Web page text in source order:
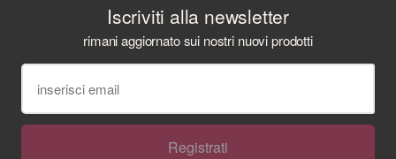
Iscriviti alla newsletter
rimani aggiornato sui nostri nuovi prodotti
Registrati